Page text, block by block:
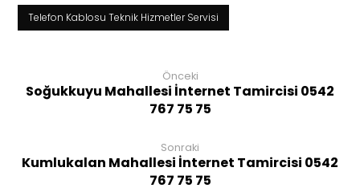
Telefon Kablosu Teknik Hizmetler Servisi
Önceki
Soğukkuyu Mahallesi İnternet Tamircisi 0542
767 75 75
Sonraki
Kumlukalan Mahallesi İnternet Tamircisi 0542
767 75 75